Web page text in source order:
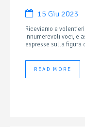
15 Giu 2023
Riceviamo e
Innumerevoli voci, e
espresse sulla figura
READ MORE